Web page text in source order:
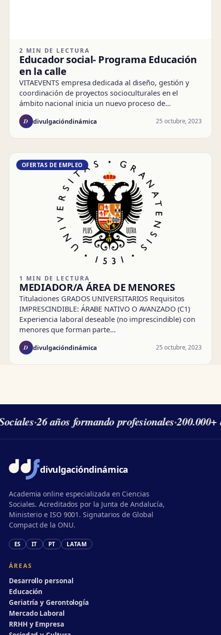
2 MIN DE LECTURA
Educador social- Programa Educación
en la calle
VITAEVENTS empresa dedicada al diseño, gestión y
coordinación de proyectos socioculturales en el
ámbito nacional inicia un nuevo proceso de…
D divulgacióndinámica 25 octubre, 2023
OFERTAS DE EMPLEO
1 MIN DE LECTURA
MEDIADOR/A ÁREA DE MENORES
Titulaciones GRADOS UNIVERSITARIOS Requisitos
IMPRESCINDIBLE: ÁRABE NATIVO O AVANZADO (C1)
Experiencia laboral deseable (no imprescindible) con
menores que forman parte…
D divulgacióndinámica 25 octubre, 2023
·26 años formando profesionales·200.000+
divulgacióndinámica
Academia online especializada en Ciencias
Sociales. Acreditados por la Junta de Andalucía,
Ministerio e ISO 9001. Signatarios de Global
Compact de la ONU.
ES IT PT LATAM
ÁREAS
Desarrollo personal
Educación
Geriatría y Gerontología
Mercado Laboral
RRHH y Empresa